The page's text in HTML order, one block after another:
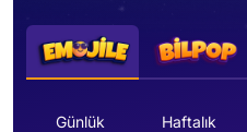
Günlük Haftalık